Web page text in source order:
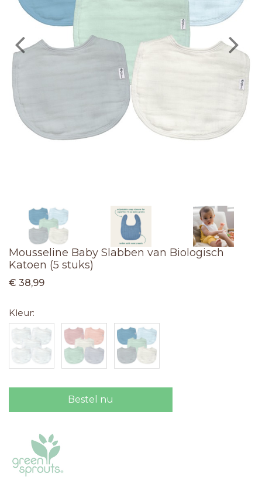
Mousseline Baby Slabben van Biologisch
Katoen (5 stuks)
€ 38,99
Kleur:
Bestel nu